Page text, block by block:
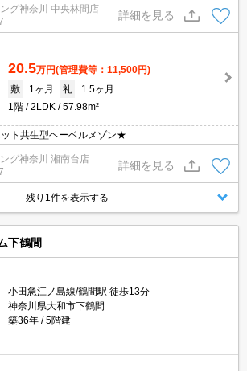
グ神奈川 中央林間店
詳細を見る
20.5万円(管理費等：11,500円)
敷
1ヶ月 礼
1.5ヶ月
1階
2LDK 57.98m²
ト共生型ヘーベルメゾン★
グ神奈川 湘南台店
詳細を見る
残り1件を表示する
下鶴間
小田急江ノ島線/鶴間駅 徒歩13分
神奈川県大和市下鶴間
築36年
5階建